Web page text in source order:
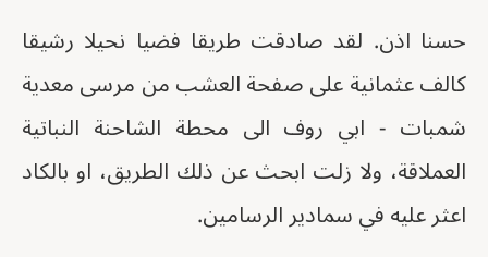
حسنا اذن. لقد صادقت طريقا فضيا نحيلا رشيقا
كالف عثمانية على صفحة العشب من مرسى معدية
شمبات - ابي روف الى محطة الشاحنة النباتية
العملاقة، ولا زلت ابحث عن ذلك الطريق، او بالكاد
اعثر عليه في سمادير الرسامين.